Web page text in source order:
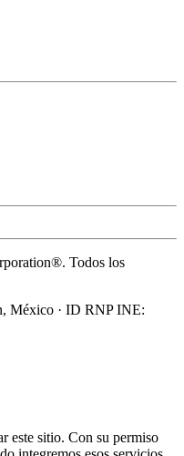
Todos los
México · ID RNP INE:
este sitio. Con su permiso